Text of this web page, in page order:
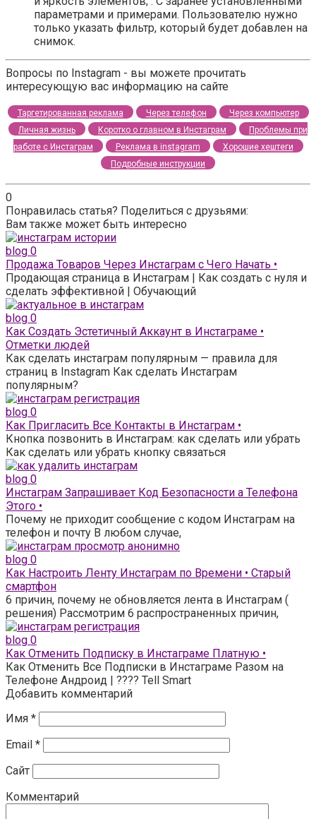
параметрами и примерами. Пользователю нужно
только указать фильтр, который будет добавлен на
снимок.
Вопросы по Instagram - вы можете прочитать
интересующую вас информацию на сайте
Таргетированная реклама Через телефон
Через компьютер
Личная жизнь
Коротко о главном в Инстаграм
Проблемы при
работе с Инстаграм
Реклама в instagram
Хорошие хештеги
Подробные инструкции
0
Понравилась статья? Поделиться с друзьями:
Вам также может быть интересно
blog 0
Продажа Товаров Через Инстаграм с Чего Начать •
Продающая страница в Инстаграм | Как создать с нуля и
сделать эффективной | Обучающий
blog 0
Как Создать Эстетичный Аккаунт в Инстаграме •
Отметки людей
Как сделать инстаграм популярным — правила для
страниц в Instagram Как сделать Инстаграм
популярным?
blog 0
Как Пригласить Все Контакты в Инстаграм •
Кнопка позвонить в Инстаграм: как сделать или убрать
Как сделать или убрать кнопку связаться
blog 0
Инстаграм Запрашивает Код Безопасности а Телефона
Этого •
Почему не приходит сообщение с кодом Инстаграм на
телефон и почту В любом случае,
blog 0
Как Настроить Ленту Инстаграм по Времени • Старый
смартфон
6 причин, почему не обновляется лента в Инстаграм (
решения) Рассмотрим 6 распространенных причин,
blog 0
Как Отменить Подписку в Инстаграме Платную •
Как Отменить Все Подписки в Инстаграме Разом на
Телефоне Андроид | ???? Tell Smart
Добавить комментарий
Имя *
Email *
Сайт
Комментарий